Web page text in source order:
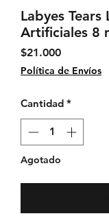
Labyes Tears
Artificiales 8
$21.000Precio
Política de Envíos
Cantidad *
Agotado